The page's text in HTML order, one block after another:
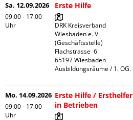
Sa. 12.09.2026
09:00 - 17:00
Uhr
Erste Hilfe
DRK Kreisverband
Wiesbaden e. V.
(Geschäftsstelle)
Flachstrasse  6
65197 Wiesbaden
Ausbildungsräume / 1. OG.
Mo. 14.09.2026
09:00 - 17:00
Uhr
Erste Hilfe / Ersthelfer
in Betrieben